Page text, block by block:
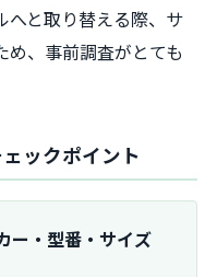
へと取り替える際、サ
、事前調査がとても
ックポイント
ー・型番・サイズ